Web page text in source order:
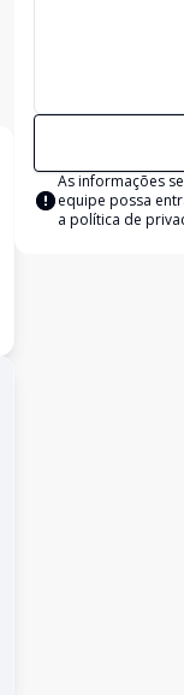
As informações
equipe possa
a política de